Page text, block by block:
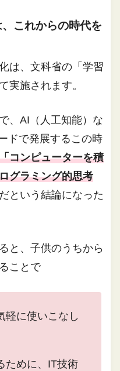
これからの時代を
は、文科省の「学習
実施されます。
、AI（人工知能）な
ドで発展するこの時
コンピューターを積
グラミング的思考
という結論になった
と、子供のうちから
ことで
軽に使いこなし
ために、IT技術